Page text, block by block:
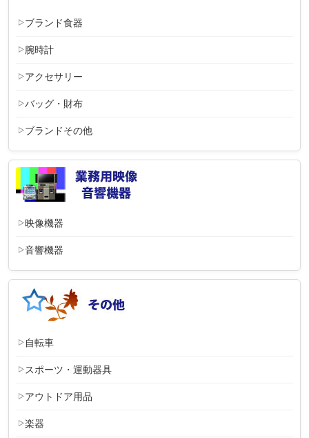
ブランド食器
腕時計
アクセサリー
バッグ・財布
ブランドその他
映像機器
音響機器
自転車
スポーツ・運動器具
アウトドア用品
楽器